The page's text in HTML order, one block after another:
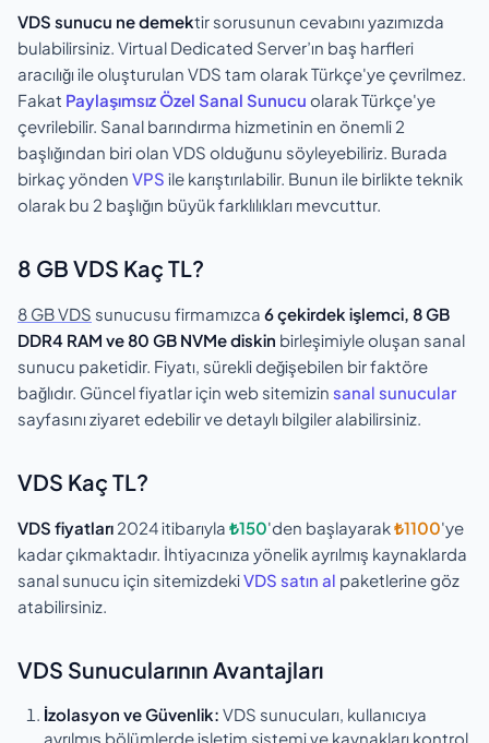
VDS sunucu ne demektir sorusunun cevabını yazımızda
bulabilirsiniz. Virtual Dedicated Server’ın baş harfleri
aracılığı ile oluşturulan VDS tam olarak Türkçe'ye çevrilmez.
Fakat Paylaşımsız Özel Sanal Sunucu olarak Türkçe'ye
çevrilebilir. Sanal barındırma hizmetinin en önemli 2
başlığından biri olan VDS olduğunu söyleyebiliriz. Burada
birkaç yönden VPS ile karıştırılabilir. Bunun ile birlikte teknik
olarak bu 2 başlığın büyük farklılıkları mevcuttur.
8 GB VDS Kaç TL?
8 GB VDS sunucusu firmamızca 6 çekirdek işlemci, 8 GB
DDR4 RAM ve 80 GB NVMe diskin birleşimiyle oluşan sanal
sunucu paketidir. Fiyatı, sürekli değişebilen bir faktöre
bağlıdır. Güncel fiyatlar için web sitemizin sanal sunucular
sayfasını ziyaret edebilir ve detaylı bilgiler alabilirsiniz.
VDS Kaç TL?
VDS fiyatları 2024 itibarıyla ₺150'den başlayarak₺1100'ye
kadar çıkmaktadır. İhtiyacınıza yönelik ayrılmış kaynaklarda
sanal sunucu için sitemizdekiVDS satın al paketlerine göz
atabilirsiniz.
VDS Sunucularının Avantajları
İzolasyon ve Güvenlik: VDS sunucuları, kullanıcıya
ayrılmış bölümlerde işletim sistemi ve kaynakları kontrol